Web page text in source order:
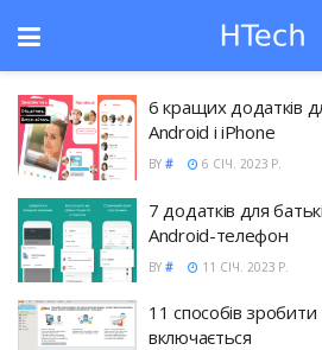
6 кращих додатків
Android і iPhone
BY # 6 СІЧ. 2023 Р.
7 додатків для
Android-телефон
BY # 11 СІЧ. 2023 Р.
11 способів
включається